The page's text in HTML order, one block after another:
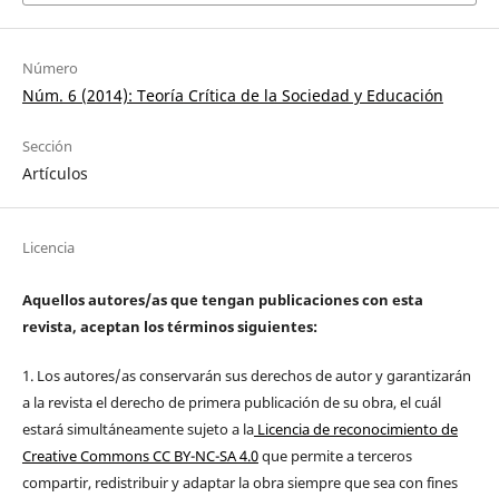
Número
Núm. 6 (2014): Teoría Crítica de la Sociedad y Educación
Sección
Artículos
Licencia
Aquellos autores/as que tengan publicaciones con esta
revista, aceptan los términos siguientes:
1. Los autores/as conservarán sus derechos de autor y garantizarán
a la revista el derecho de primera publicación de su obra, el cuál
estará simultáneamente sujeto a laLicencia de reconocimiento de
Creative Commons CC BY-NC-SA 4.0que permite a terceros
compartir, redistribuir y adaptar la obra siempre que sea con fines